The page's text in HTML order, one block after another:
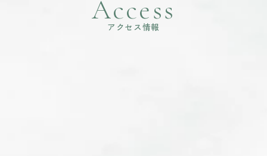
Access
アクセス情報